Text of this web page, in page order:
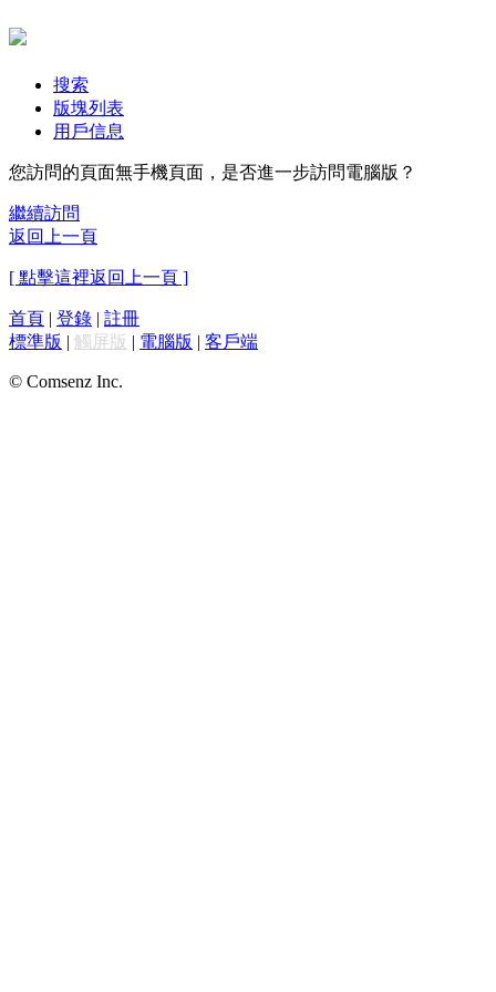
搜索
版塊列表
用戶信息
您訪問的頁面無手機頁面，是否進一步訪問電腦版？
繼續訪問
返回上一頁
[ 點擊這裡返回上一頁 ]
首頁 | 登錄 | 註冊
標準版 | 觸屏版 | 電腦版 | 客戶端
© Comsenz Inc.